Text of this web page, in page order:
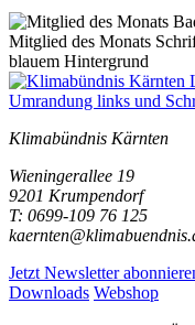
Klimabündnis Kärnten
Wieningerallee 19
9201 Krumpendorf
T: 0699-109 76 125
Jetzt Newsletter
Downloads Webshop